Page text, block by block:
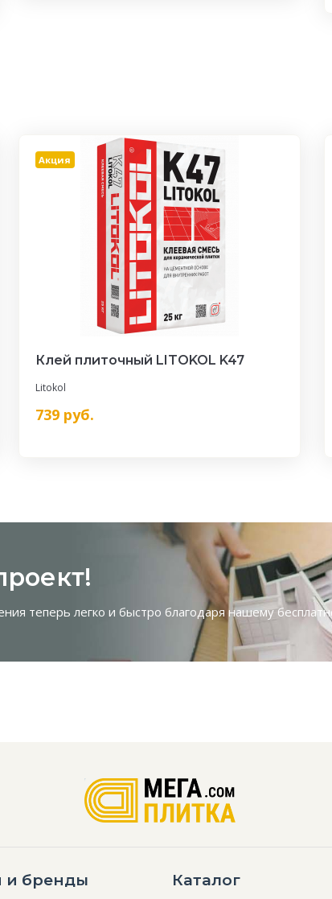
Акция
Клей плиточный LITOKOL K47
Litokol
739руб.
теперь легко и быстро благодаря нашему
и бренды Каталог